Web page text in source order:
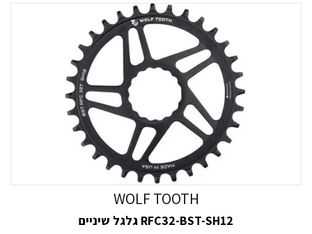
WOLF TOOTH
RFC32-BST-SH12 גלגל שיניים